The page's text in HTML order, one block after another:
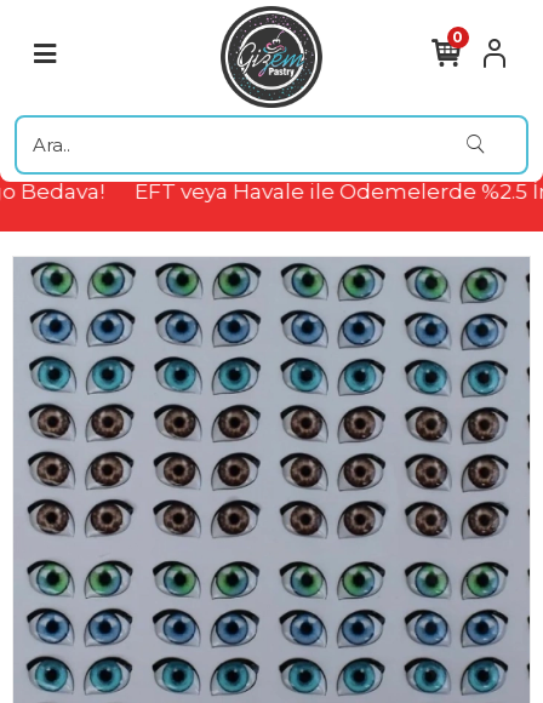
Bedava! EFT veya Havale ile Ödemelerde %2.5
0